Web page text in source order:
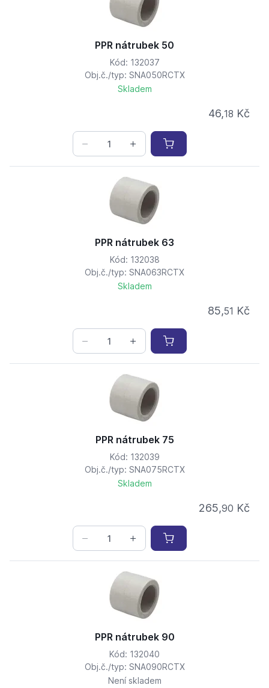
PPR nátrubek 50
Kód: 132037
Obj.č./typ: SNA050RCTX
Skladem
46,18 Kč
PPR nátrubek 63
Kód: 132038
Obj.č./typ: SNA063RCTX
Skladem
85,51 Kč
PPR nátrubek 75
Kód: 132039
Obj.č./typ: SNA075RCTX
Skladem
265,90 Kč
PPR nátrubek 90
Kód: 132040
Obj.č./typ: SNA090RCTX
Není skladem